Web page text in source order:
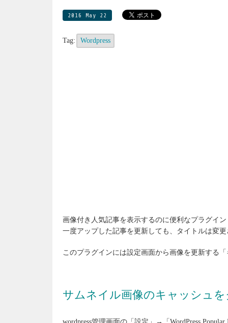
2016 May 22
Tag: Wordpress
画像付き人気記事を表示するのに便利なプラグイン
一度アップした記事を更新しても、タイトルは変
このプラグインには設定画面から画像を更新する
サムネイル画像のキャッシュ